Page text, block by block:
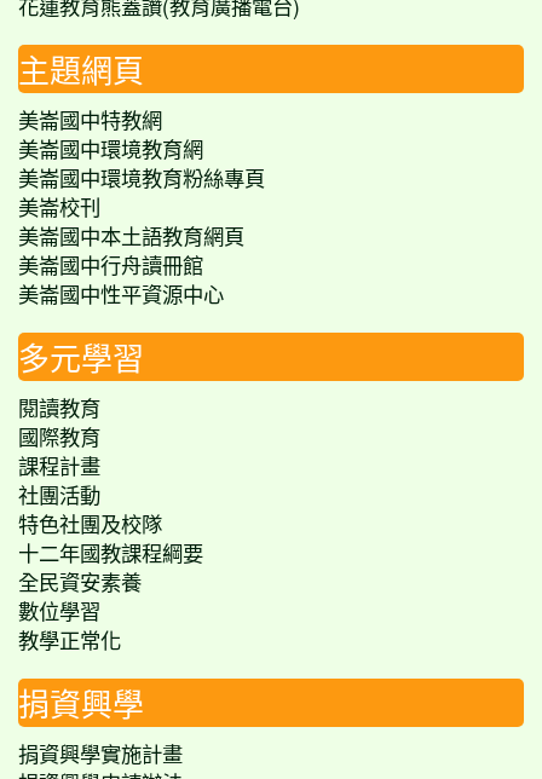
主題網頁
美崙國中特教網
美崙國中環境教育網
美崙國中環境教育粉絲專頁
美崙校刊
美崙國中本土語教育網頁
美崙國中行舟讀冊館
美崙國中性平資源中心
多元學習
閱讀教育
國際教育
課程計畫
社團活動
特色社團及校隊
十二年國教課程綱要
全民資安素養
數位學習
教學正常化
捐資興學
捐資興學實施計畫